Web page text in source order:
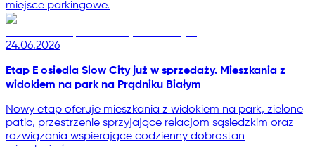
miejsce parkingowe.
24.06.2026
Etap E osiedla Slow City już w sprzedaży. Mieszkania z
widokiem na park na Prądniku Białym
Nowy etap oferuje mieszkania z widokiem na park, zielone
patio, przestrzenie sprzyjające relacjom sąsiedzkim oraz
rozwiązania wspierające codzienny dobrostan